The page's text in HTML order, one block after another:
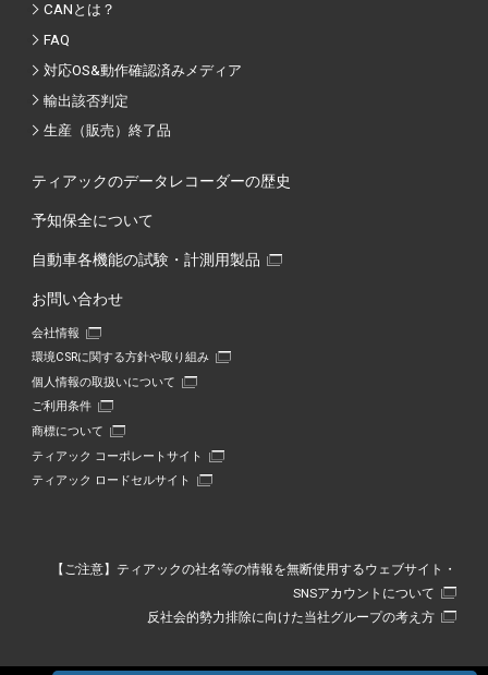
CANとは？
FAQ
対応OS&動作確認済みメディア
輸出該否判定
生産（販売）終了品
ティアックのデータレコーダーの歴史
予知保全について
自動車各機能の試験・計測用製品
お問い合わせ
会社情報
環境CSRに関する方針や取り組み
個人情報の取扱いについて
ご利用条件
商標について
ティアック コーポレートサイト
ティアック ロードセルサイト
【ご注意】ティアックの社名等の情報を無断使用するウェブサイト・
SNSアカウントについて
反社会的勢力排除に向けた当社グループの考え方